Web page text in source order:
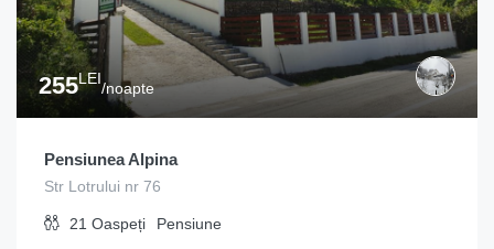
255LEI
/noapte
Pensiunea Alpina
Str Lotrului nr 76
21 Oaspeți Pensiune